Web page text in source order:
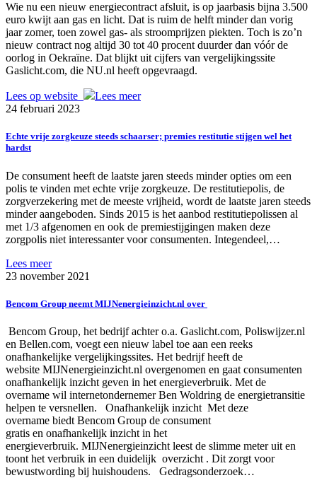
Wie nu een nieuw energiecontract afsluit, is op jaarbasis bijna 3.500
euro kwijt aan gas en licht. Dat is ruim de helft minder dan vorig
jaar zomer, toen zowel gas- als stroomprijzen piekten. Toch is zo’n
nieuw contract nog altijd 30 tot 40 procent duurder dan vóór de
oorlog in Oekraïne. Dat blijkt uit cijfers van vergelijkingssite
Gaslicht.com, die NU.nl heeft opgevraagd.
Lees op website
Lees meer
24 februari 2023
Echte vrije zorgkeuze steeds schaarser; premies restitutie stijgen wel het
hardst
De consument heeft de laatste jaren steeds minder opties om een
polis te vinden met echte vrije zorgkeuze. De restitutiepolis, de
zorgverzekering met de meeste vrijheid, wordt de laatste jaren steeds
minder aangeboden. Sinds 2015 is het aanbod restitutiepolissen al
met 1/3 afgenomen en ook de premiestijgingen maken deze
zorgpolis niet interessanter voor consumenten. Integendeel,…
Lees meer
23 november 2021
Bencom Group neemt MIJNenergieinzicht.nl over
Bencom Group, het bedrijf achter o.a. Gaslicht.com, Poliswijzer.nl
en Bellen.com, voegt een nieuw label toe aan een reeks
onafhankelijke vergelijkingssites. Het bedrijf heeft de
website MIJNenergieinzicht.nl overgenomen en gaat consumenten
onafhankelijk inzicht geven in het energieverbruik. Met de
overname wil internetondernemer Ben Woldring de energietransitie
helpen te versnellen. Onafhankelijk inzicht Met deze
overname biedt Bencom Group de consument
gratis en onafhankelijk inzicht in het
energieverbruik. MIJNenergieinzicht leest de slimme meter uit en
toont het verbruik in een duidelijk overzicht . Dit zorgt voor
bewustwording bij huishoudens. Gedragsonderzoek…